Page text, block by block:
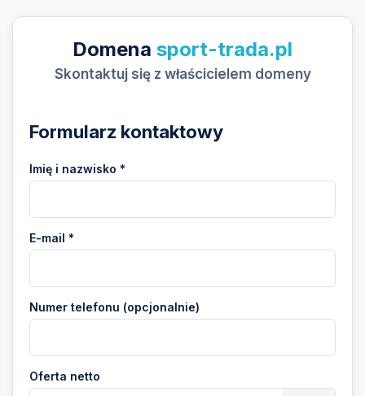
Domena sport-trada.pl
Skontaktuj się z właścicielem domeny
Formularz kontaktowy
Imię i nazwisko *
E-mail *
Numer telefonu (opcjonalnie)
Oferta netto